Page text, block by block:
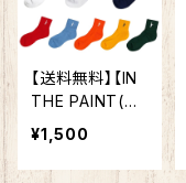
クス ゲルフープ
V16 ホワイト/ラ
063A078-105
【送料無料】【IN
THE PAINT(イ
ンザペイント)】
バスケ ソック
ス ブラック
¥1,500